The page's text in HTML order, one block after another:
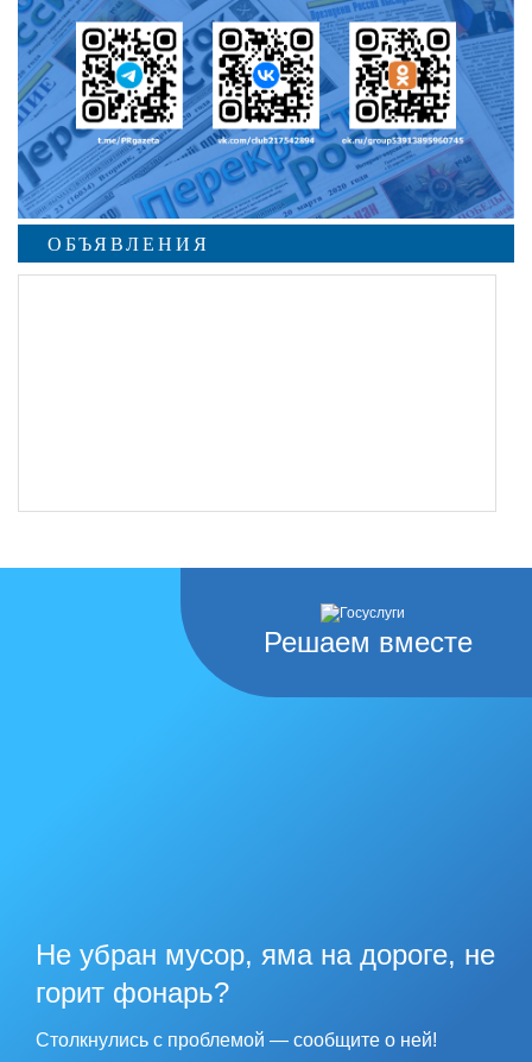
ОБЪЯВЛЕНИЯ
Решаем вместе
Не убран мусор, яма на дороге, не
горит фонарь?
Столкнулись с проблемой — сообщите о ней!